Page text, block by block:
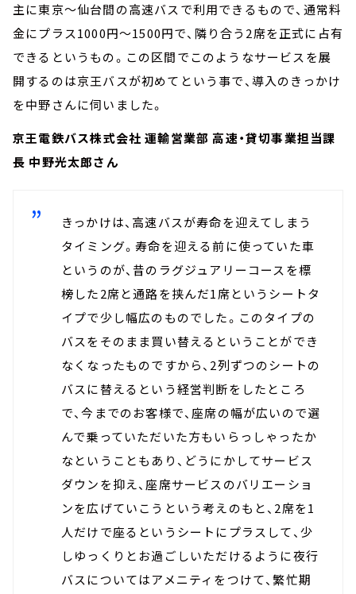
主に東京～仙台間の高速バスで利用できるもので、通常料
金にプラス1000円～1500円で、隣り合う2席を正式に占有
できるというもの。この区間でこのようなサービスを展
開するのは京王バスが初めてという事で、導入のきっかけ
を中野さんに伺いました。
京王電鉄バス株式会社 運輸営業部 高速・貸切事業担当課
長 中野光太郎さん
きっかけは、高速バスが寿命を迎えてしまう
タイミング。寿命を迎える前に使っていた車
というのが、昔のラグジュアリーコースを標
榜した2席と通路を挟んだ1席というシートタ
イプで少し幅広のものでした。このタイプの
バスをそのまま買い替えるということができ
なくなったものですから、2列ずつのシートの
バスに替えるという経営判断をしたところ
で、今までのお客様で、座席の幅が広いので選
んで乗っていただいた方もいらっしゃったか
なということもあり、どうにかしてサービス
ダウンを抑え、座席サービスのバリエーショ
ンを広げていこうという考えのもと、2席を1
人だけで座るというシートにプラスして、少
しゆっくりとお過ごしいただけるように夜行
バスについてはアメニティをつけて、繁忙期